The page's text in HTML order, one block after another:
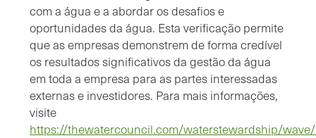
com a água e a abordar os desafios e
oportunidades da água. Esta verificação permite
que as empresas demonstrem de forma credível
os resultados significativos da gestão da água
em toda a empresa para as partes interessadas
externas e investidores. Para mais informações,
visite
https://thewatercouncil.com/waterstewardship/